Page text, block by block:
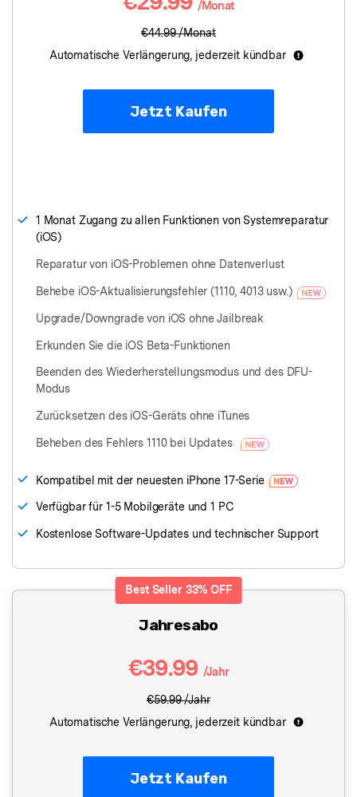
/Monat
€44.99/Monat
Automatische Verlängerung, jederzeit kündbar
Jetzt Kaufen
1 Monat Zugang zu allen Funktionen von Systemreparatur
(iOS)
Reparatur von iOS-Problemen ohne Datenverlust
Behebe iOS-Aktualisierungsfehler (1110, 4013 usw.)
Upgrade/Downgrade von iOS ohne Jailbreak
Erkunden Sie die iOS Beta-Funktionen
Beenden des Wiederherstellungsmodus und des DFU-
Modus
Zurücksetzen des iOS-Geräts ohne iTunes
Beheben des Fehlers 1110 bei Updates
Kompatibel mit der neuesten iPhone 17-Serie
Verfügbar für 1-5 Mobilgeräte und 1 PC
Kostenlose Software-Updates und technischer Support
Best Seller 33% OFF
Jahresabo
€39.99 /Jahr
€59.99/Jahr
Automatische Verlängerung, jederzeit kündbar
Jetzt Kaufen